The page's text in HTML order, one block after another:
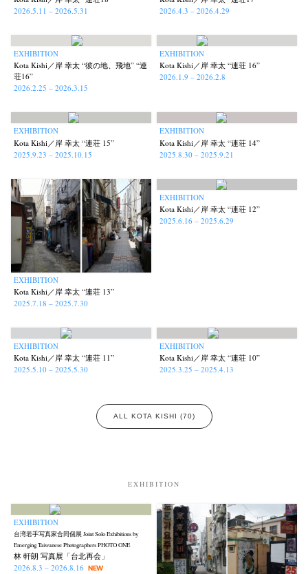
News Exhibition Members Workshop Documents
Terms & Privacy Policy Bookstores Newsletter
Akifumi Tanaka (7)
(42) (267) (220)
Kota Kishi (101) Masako Matsui
Nana Kakuda (61) Naoki Ohji Naonori Oshima (38) Nick Haymes
Review (23) Rintaro Kameoka (32)
2026.5.11 – 2026.5.31
2026.4.3 – 2026.4.29
EXHIBITION
Kota Kishi／岸 幸太 “彼の地、飛地” “連
荘16”
2026.2.25 – 2026.3.15
EXHIBITION
Kota Kishi／岸 幸太 “連荘 16”
2026.1.9 – 2026.2.8
EXHIBITION
Kota Kishi／岸 幸太 “連荘 15”
2025.9.23 – 2025.10.15
EXHIBITION
Kota Kishi／岸 幸太 “連荘 14”
2025.8.30 – 2025.9.21
EXHIBITION
Kota Kishi／岸 幸太 “連荘 13”
2025.7.18 – 2025.7.30
EXHIBITION
Kota Kishi／岸 幸太 “連荘 12”
2025.6.16 – 2025.6.29
EXHIBITION
Kota Kishi／岸 幸太 “連荘 11”
2025.5.10 – 2025.5.30
EXHIBITION
Kota Kishi／岸 幸太 “連荘 10”
2025.3.25 – 2025.4.13
ALL KOTA KISHI (70)
EXHIBITION
EXHIBITION
台湾若手写真家合同個展 Joint Solo Exhibitions by
Emerging Taiwanese Photographers PHOTO ONE
林 軒朗 写真展「台北再会」
2026.8.3 – 2026.8.16
NEW